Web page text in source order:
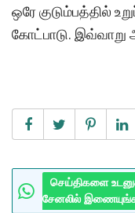
ஒரே குடும்பத்தில்
கோட்பாடு. இவ்வாறு
செய்திகளை
சேனலில்